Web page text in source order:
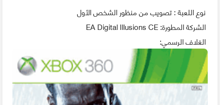
نوع اللعبة : تصويب من منظور الشخص الأول
الشركة المطورة: EA Digital Illusions CE
الغلاف الرسمي: